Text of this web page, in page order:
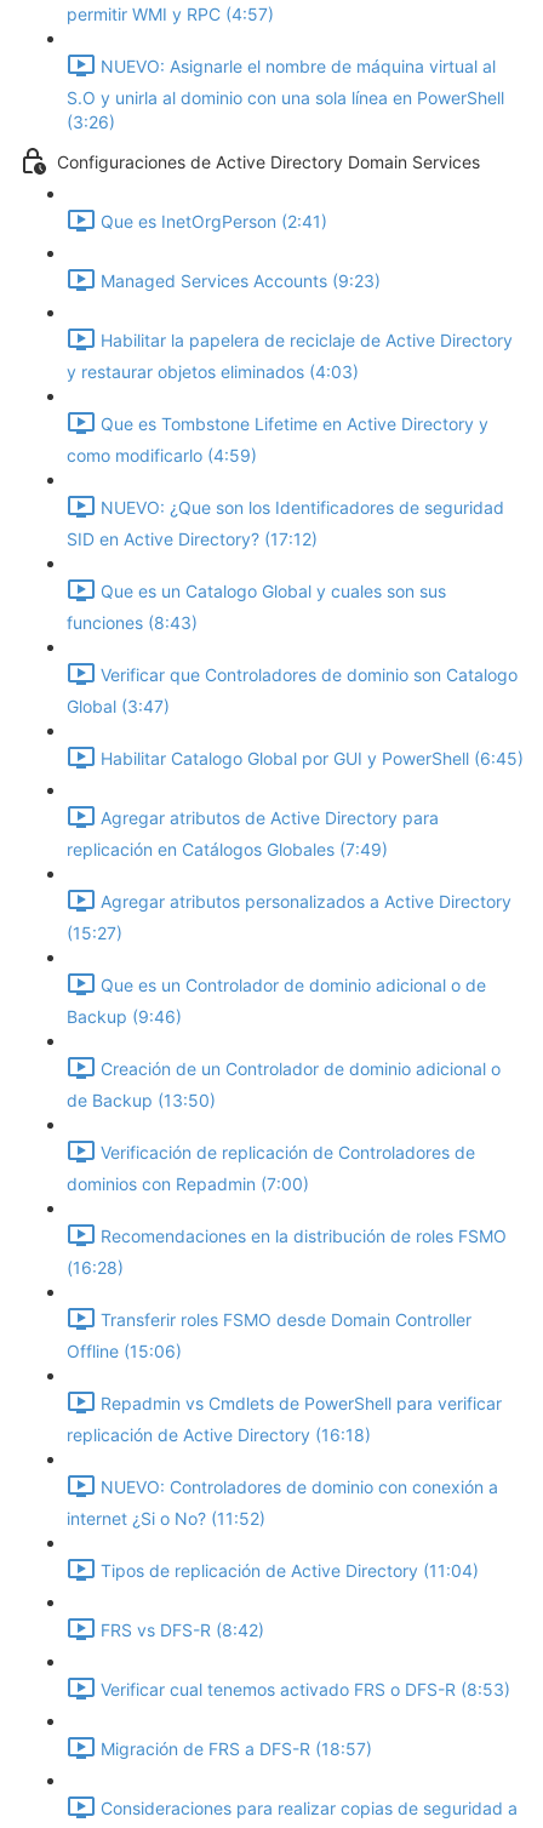
permitir WMI y RPC (4:57)
NUEVO: Asignarle el nombre de máquina virtual al
S.O y unirla al dominio con una sola línea en PowerShell
(3:26)
Configuraciones de Active Directory Domain Services
Que es InetOrgPerson (2:41)
Managed Services Accounts (9:23)
Habilitar la papelera de reciclaje de Active Directory
y restaurar objetos eliminados (4:03)
Que es Tombstone Lifetime en Active Directory y
como modificarlo (4:59)
NUEVO: ¿Que son los Identificadores de seguridad
SID en Active Directory? (17:12)
Que es un Catalogo Global y cuales son sus
funciones (8:43)
Verificar que Controladores de dominio son Catalogo
Global (3:47)
Habilitar Catalogo Global por GUI y PowerShell (6:45)
Agregar atributos de Active Directory para
replicación en Catálogos Globales (7:49)
Agregar atributos personalizados a Active Directory
(15:27)
Que es un Controlador de dominio adicional o de
Backup (9:46)
Creación de un Controlador de dominio adicional o
de Backup (13:50)
Verificación de replicación de Controladores de
dominios con Repadmin (7:00)
Recomendaciones en la distribución de roles FSMO
(16:28)
Transferir roles FSMO desde Domain Controller
Offline (15:06)
Repadmin vs Cmdlets de PowerShell para verificar
replicación de Active Directory (16:18)
NUEVO: Controladores de dominio con conexión a
internet ¿Si o No? (11:52)
Tipos de replicación de Active Directory (11:04)
FRS vs DFS-R (8:42)
Verificar cual tenemos activado FRS o DFS-R (8:53)
Migración de FRS a DFS-R (18:57)
Consideraciones para realizar copias de seguridad a